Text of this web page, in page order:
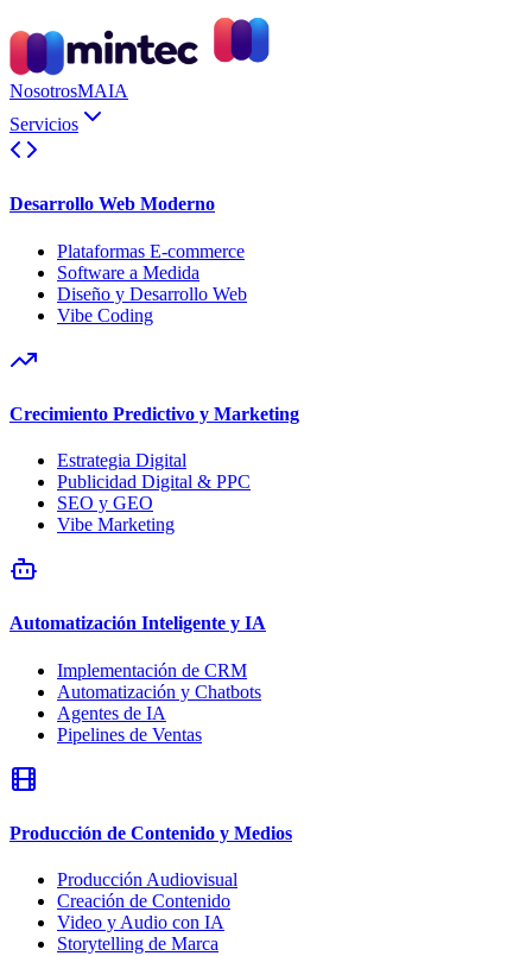
NosotrosMAIA
Servicios
Desarrollo Web Moderno
Plataformas E-commerce
Software a Medida
Diseño y Desarrollo Web
Vibe Coding
Crecimiento Predictivo y Marketing
Estrategia Digital
Publicidad Digital & PPC
SEO y GEO
Vibe Marketing
Automatización Inteligente y IA
Implementación de CRM
Automatización y Chatbots
Agentes de IA
Pipelines de Ventas
Producción de Contenido y Medios
Producción Audiovisual
Creación de Contenido
Video y Audio con IA
Storytelling de Marca